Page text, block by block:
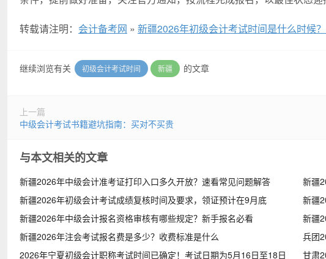
转载请注明： 会计备考网 » 新疆2026年初级会计考试时间是什么时候
继续浏览有关 初级会计考试时间 新疆 的文章
上一篇
中级会计考试书籍避坑指南：买对不买贵
与本文相关的文章
新疆2026年中级会计准考证打印入口多久开放？速看常见问题解答
新疆
新疆2026年初级会计考试成绩复核时间及要求，领证预计在9月底
新疆
新疆2026年中级会计报名资格审核有哪些规定？新手报名必看
新疆
新疆2026年注会考试报名费是多少？收费标准是什么
兵团
2026年宁夏初级会计职称考试时间已确定！考试日期为5月16日至18日
甘肃